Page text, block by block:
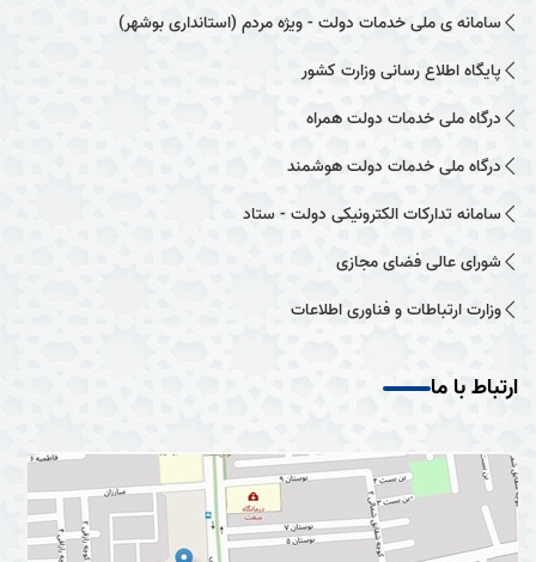
سامانه ی ملی خدمات دولت - ویژه مردم (استانداری بوشهر)
پایگاه اطلاع رسانی وزارت کشور
درگاه ملی خدمات دولت همراه
درگاه ملی خدمات دولت هوشمند
سامانه تدارکات الکترونیکی دولت - ستاد
شورای عالی فضای مجازی
وزارت ارتباطات و فناوری اطلاعات
ارتباط با ما